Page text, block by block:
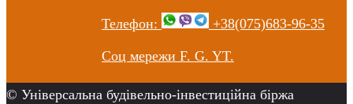
Телефон: +38(075)683-96-35
Соц мережи F. G. YT.
© Універсальна будівельно-інвестиційна біржа